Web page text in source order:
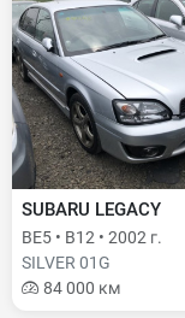
SUBARU LEGACY
BE5 • B12 • 2002 г.
SILVER 01G
84 000 км